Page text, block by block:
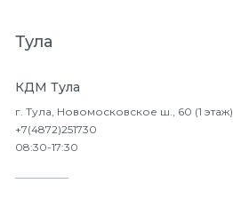
Тула
КДМ Тула
г. Тула, Новомосковское ш., 60 (1 этаж)
+7(4872)251730
08:30-17:30